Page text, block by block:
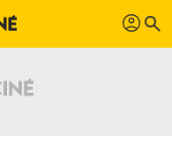
profil search